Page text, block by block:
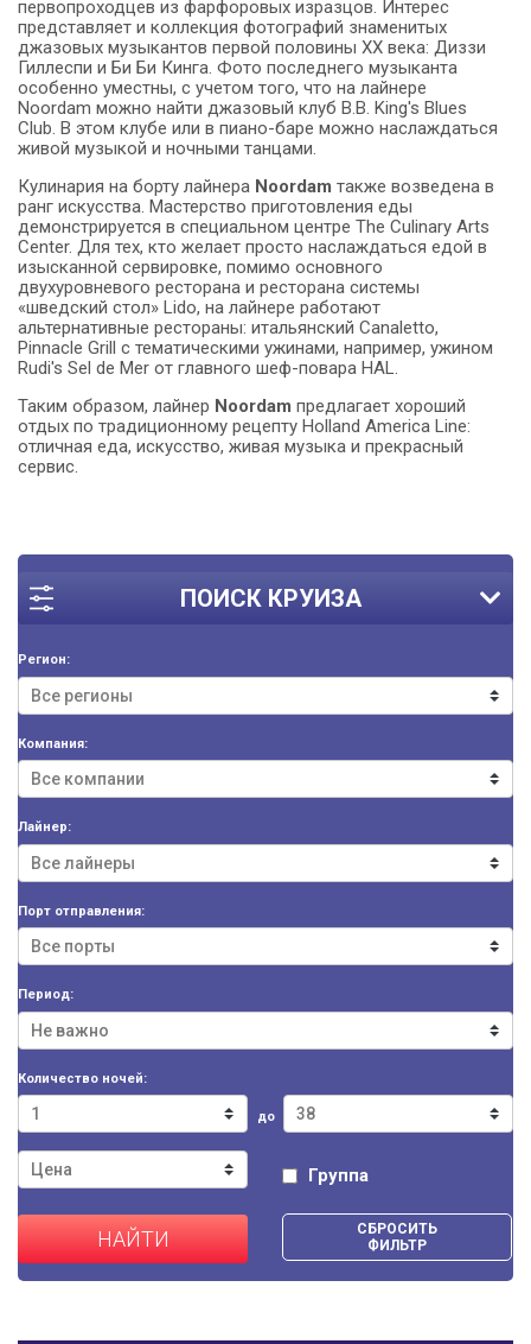
ПОИСК КРУИЗА
Регион:
Компания:
Лайнер:
Порт отправления:
Период:
Количество ночей:
до
Группа
НАЙТИ
СБРОСИТЬ
ФИЛЬТР
первопроходцев из фарфоровых изразцов. Интерес
представляет и коллекция фотографий знаменитых
джазовых музыкантов первой половины XX века: Диззи
Гиллеспи и Би Би Кинга. Фото последнего музыканта
особенно уместны, с учетом того, что на лайнере
Noordam можно найти джазовый клуб B.B. King's Blues
Club. В этом клубе или в пиано-баре можно наслаждаться
живой музыкой и ночными танцами.
Кулинария на борту лайнера Noordam также возведена в
ранг искусства. Мастерство приготовления еды
демонстрируется в специальном центре The Culinary Arts
Center. Для тех, кто желает просто наслаждаться едой в
изысканной сервировке, помимо основного
двухуровневого ресторана и ресторана системы
«шведский стол» Lido, на лайнере работают
альтернативные рестораны: итальянский Canaletto,
Pinnacle Grill с тематическими ужинами, например, ужином
Rudi's Sel de Mer от главного шеф-повара HAL.
Таким образом, лайнер Noordam предлагает хороший
отдых по традиционному рецепту Holland America Line:
отличная еда, искусство, живая музыка и прекрасный
сервис.